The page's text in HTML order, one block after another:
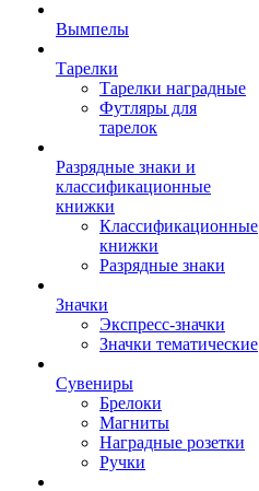
Вымпелы
Тарелки
Тарелки наградные
Футляры для
тарелок
Разрядные знаки и
классификационные
книжки
Классификационные
книжки
Разрядные знаки
Значки
Экспресс-значки
Значки тематические
Сувениры
Брелоки
Магниты
Наградные розетки
Ручки